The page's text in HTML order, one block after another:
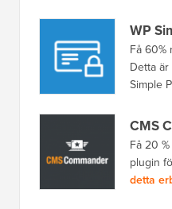
WP
Få 60%
Detta
Simple
CMS
Få 20
plugin
detta